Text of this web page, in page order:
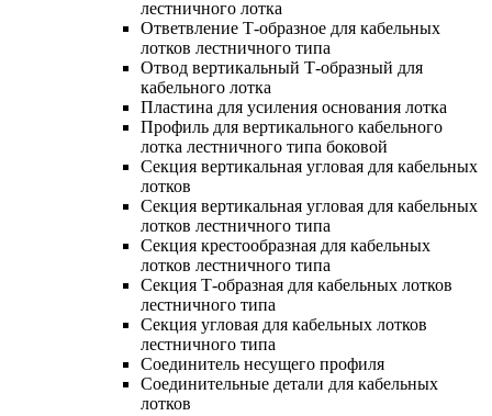
лестничного лотка
Ответвление Т-образное для кабельных
лотков лестничного типа
Отвод вертикальный Т-образный для
кабельного лотка
Пластина для усиления основания лотка
Профиль для вертикального кабельного
лотка лестничного типа боковой
Секция вертикальная угловая для кабельных
лотков
Секция вертикальная угловая для кабельных
лотков лестничного типа
Секция крестообразная для кабельных
лотков лестничного типа
Секция Т-образная для кабельных лотков
лестничного типа
Секция угловая для кабельных лотков
лестничного типа
Соединитель несущего профиля
Соединительные детали для кабельных
лотков